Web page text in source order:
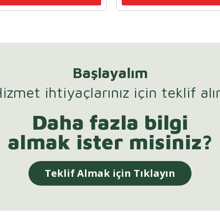
Başlayalım
ihtiyaçlarınız için teklif
Daha fazla bilgi
almak ister misiniz?
Teklif Almak için Tıklayın